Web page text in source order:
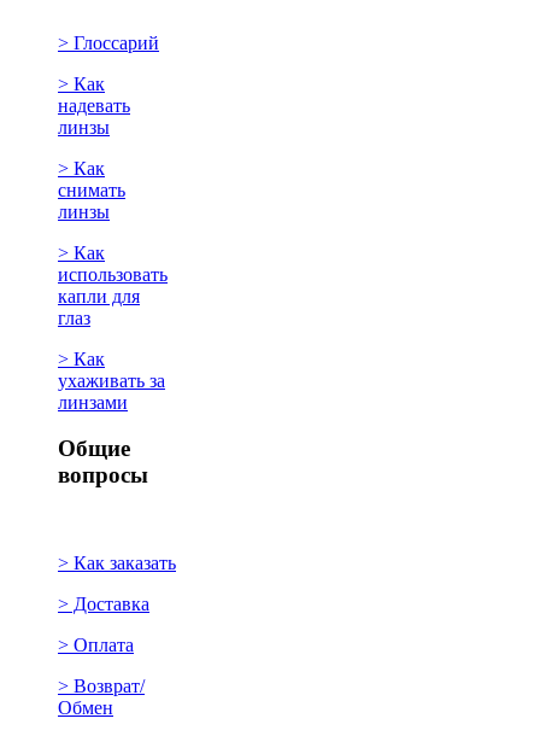
> Глоссарий
> Как
надевать
линзы
> Как
снимать
линзы
> Как
использовать
капли для
глаз
> Как
ухаживать за
линзами
Общие
вопросы
> Как заказать
> Доставка
> Оплата
> Возврат/
Обмен